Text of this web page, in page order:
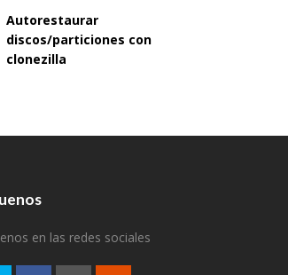
Autorestaurar
discos/particiones con
clonezilla
en las redes sociales